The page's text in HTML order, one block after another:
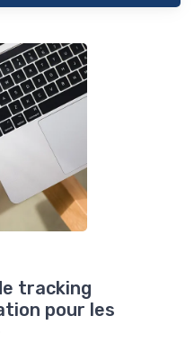
tracking
pour les